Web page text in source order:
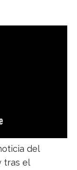
del
tras el